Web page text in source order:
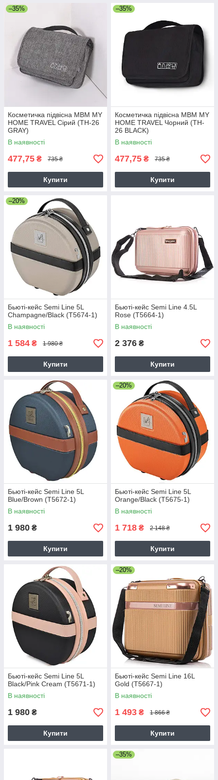
–35%
Косметичка підвісна МВМ MY
HOME TRAVEL Сірий (TH-26
GRAY)
В наявності
477,75 ₴ 735 ₴
Купити
–35%
Косметичка підвісна МВМ MY
HOME TRAVEL Чорний (TH-
26 BLACK)
В наявності
477,75 ₴ 735 ₴
Купити
–20%
Бьюті-кейс Semi Line 5L
Champagne/Black (T5674-1)
В наявності
1 584 ₴ 1 980 ₴
Купити
Бьюті-кейс Semi Line 4.5L
Rose (T5664-1)
В наявності
2 376 ₴
Купити
Бьюті-кейс Semi Line 5L
Blue/Brown (T5672-1)
В наявності
1 980 ₴
Купити
–20%
Бьюті-кейс Semi Line 5L
Orange/Black (T5675-1)
В наявності
1 718 ₴ 2 148 ₴
Купити
Бьюті-кейс Semi Line 5L
Black/Pink Cream (T5671-1)
В наявності
1 980 ₴
Купити
–20%
Бьюті-кейс Semi Line 16L
Gold (T5667-1)
В наявності
1 493 ₴ 1 866 ₴
Купити
–35%